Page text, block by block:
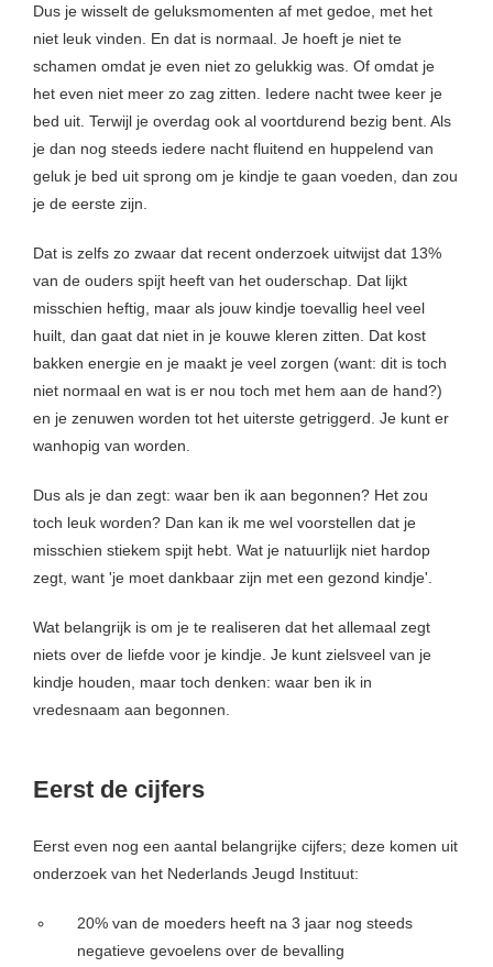
Dus je wisselt de geluksmomenten af met gedoe, met het
niet leuk vinden. En dat is normaal. Je hoeft je niet te
schamen omdat je even niet zo gelukkig was. Of omdat je
het even niet meer zo zag zitten. Iedere nacht twee keer je
bed uit. Terwijl je overdag ook al voortdurend bezig bent. Als
je dan nog steeds iedere nacht fluitend en huppelend van
geluk je bed uit sprong om je kindje te gaan voeden, dan zou
je de eerste zijn.
Dat is zelfs zo zwaar dat recent onderzoek uitwijst dat 13%
van de ouders spijt heeft van het ouderschap. Dat lijkt
misschien heftig, maar als jouw kindje toevallig heel veel
huilt, dan gaat dat niet in je kouwe kleren zitten. Dat kost
bakken energie en je maakt je veel zorgen (want: dit is toch
niet normaal en wat is er nou toch met hem aan de hand?)
en je zenuwen worden tot het uiterste getriggerd. Je kunt er
wanhopig van worden.
Dus als je dan zegt: waar ben ik aan begonnen? Het zou
toch leuk worden? Dan kan ik me wel voorstellen dat je
misschien stiekem spijt hebt. Wat je natuurlijk niet hardop
zegt, want 'je moet dankbaar zijn met een gezond kindje'.
Wat belangrijk is om je te realiseren dat het allemaal zegt
niets over de liefde voor je kindje. Je kunt zielsveel van je
kindje houden, maar toch denken: waar ben ik in
vredesnaam aan begonnen.
Eerst de cijfers
Eerst even nog een aantal belangrijke cijfers; deze komen uit
onderzoek van het Nederlands Jeugd Instituut:
20% van de moeders heeft na 3 jaar nog steeds
negatieve gevoelens over de bevalling